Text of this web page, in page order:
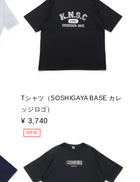
Tシャツ（SOSHIGAYA BASE カレ
ッジロゴ）
¥ 3,740
NEW